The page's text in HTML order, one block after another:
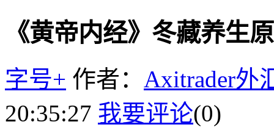
《黄帝内经》冬藏养生
字号+ 作者： Axitrader外
20:35:27 我要评论(0)